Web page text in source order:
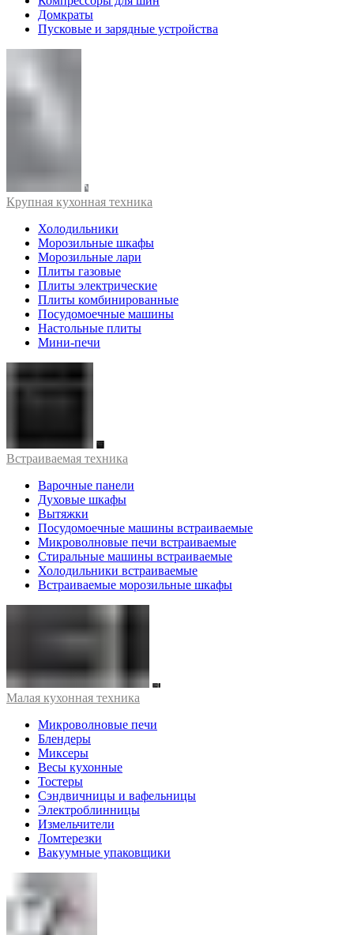
Домкраты
Пусковые и зарядные устройства
Крупная кухонная техника
Холодильники
Морозильные шкафы
Морозильные лари
Плиты газовые
Плиты электрические
Плиты комбинированные
Посудомоечные машины
Настольные плиты
Мини-печи
Встраиваемая техника
Варочные панели
Духовые шкафы
Вытяжки
Посудомоечные машины встраиваемые
Микроволновые печи встраиваемые
Стиральные машины встраиваемые
Холодильники встраиваемые
Встраиваемые морозильные шкафы
Малая кухонная техника
Микроволновые печи
Блендеры
Миксеры
Весы кухонные
Тостеры
Сэндвичницы и вафельницы
Электроблинницы
Измельчители
Ломтерезки
Вакуумные упаковщики